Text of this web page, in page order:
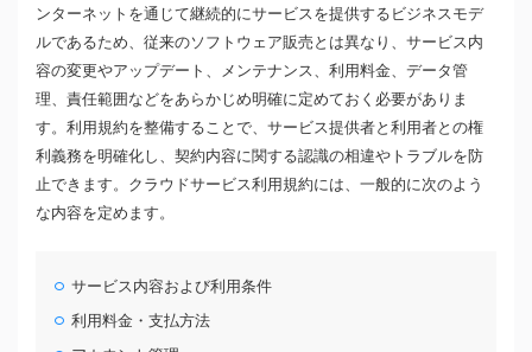
ンターネットを通じて継続的にサービスを提供するビジネスモデ
ルであるため、従来のソフトウェア販売とは異なり、サービス内
容の変更やアップデート、メンテナンス、利用料金、データ管
理、責任範囲などをあらかじめ明確に定めておく必要がありま
す。利用規約を整備することで、サービス提供者と利用者との権
利義務を明確化し、契約内容に関する認識の相違やトラブルを防
止できます。クラウドサービス利用規約には、一般的に次のよう
な内容を定めます。
サービス内容および利用条件
利用料金・支払方法